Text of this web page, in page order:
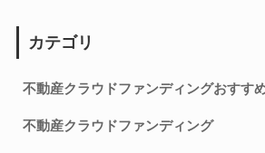
カテゴリ
不動産クラウドファンディングおすす
不動産クラウドファンディング